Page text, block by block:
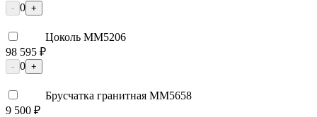
- 0 +
Цоколь ММ5206
98 595 ₽
- 0 +
Брусчатка гранитная ММ5658
9 500 ₽